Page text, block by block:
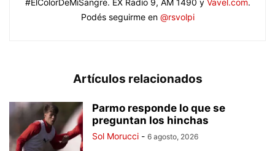
#ElColorDeMiSangre. EX Radio 9, AM 1490 y Vavel.com.
Podés seguirme en @rsvolpi
Artículos relacionados
Parmo responde lo que se
preguntan los hinchas
Sol Morucci - 6 agosto, 2026